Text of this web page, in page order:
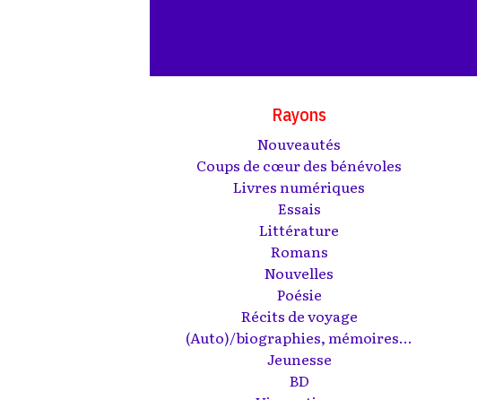
Rayons
Nouveautés
Coups de cœur des bénévoles
Livres numériques
Essais
Littérature
Romans
Nouvelles
Poésie
Récits de voyage
(Auto)/biographies, mémoires...
Jeunesse
BD